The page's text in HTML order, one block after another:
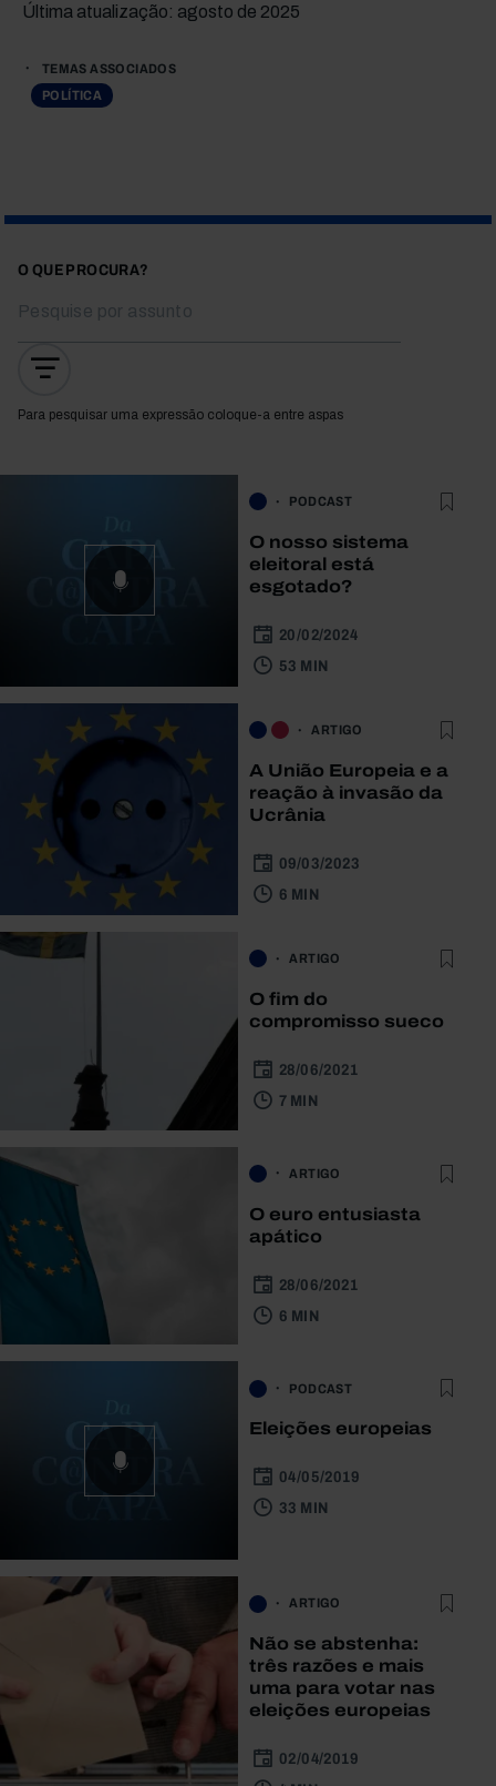
Última atualização: agosto de 2025
TEMAS ASSOCIADOS
POLÍTICA
O QUE PROCURA?
Para pesquisar uma expressão coloque-a entre aspas
PODCAST
O nosso sistema
eleitoral está
esgotado?
20/02/2024
53 MIN
ARTIGO
A União Europeia e a
reação à invasão da
Ucrânia
09/03/2023
6 MIN
ARTIGO
O fim do
compromisso sueco
28/06/2021
7 MIN
ARTIGO
O euro entusiasta
apático
28/06/2021
6 MIN
PODCAST
Eleições europeias
04/05/2019
33 MIN
ARTIGO
Não se abstenha:
três razões e mais
uma para votar nas
eleições europeias
02/04/2019